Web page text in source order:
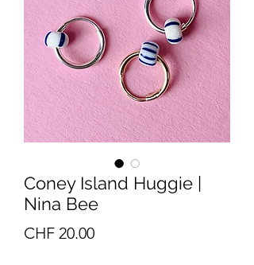
Coney Island Huggie |
Nina Bee
CHF 20.00Preis